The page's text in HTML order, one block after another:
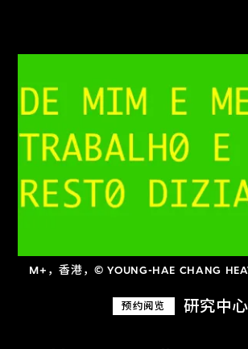
M+，香港，© YOUNG-HAE CHANG
预约阅览 研究中心
M+藏品
进一步筛选
关于M+藏品
探索世界顶级的二十及二十一